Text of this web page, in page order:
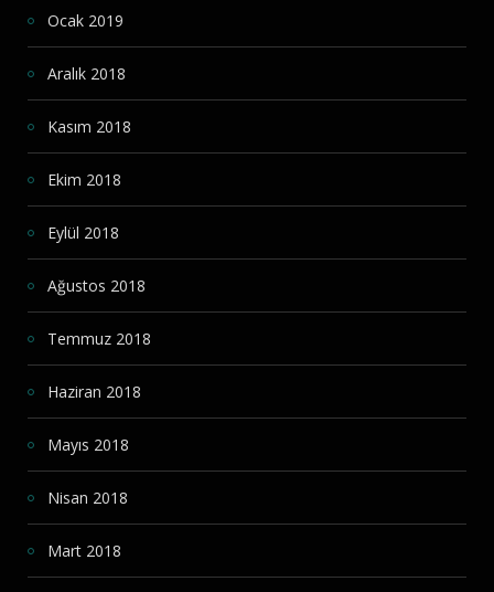
Ocak 2019
Aralık 2018
Kasım 2018
Ekim 2018
Eylül 2018
Ağustos 2018
Temmuz 2018
Haziran 2018
Mayıs 2018
Nisan 2018
Mart 2018